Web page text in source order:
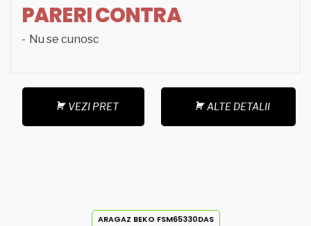
PARERI CONTRA
Nu se cunosc
VEZI PRET ALTE DETALII
ARAGAZ BEKO FSM65330DAS